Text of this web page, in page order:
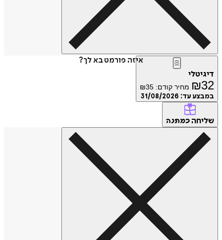
איזה פורמט בא לך?
דיגיטלי
₪32 מחיר קודם: ₪35
במבצע עד: 31/08/2026
שליחה כמתנה